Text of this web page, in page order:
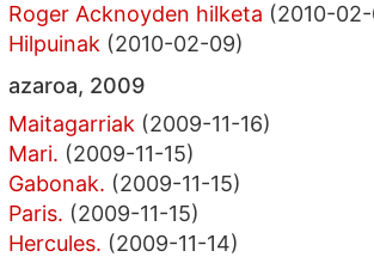
Roger Acknoyden hilketa (2010-
Hilpuinak (2010-02-09)
azaroa, 2009
Maitagarriak (2009-11-16)
Mari. (2009-11-15)
Gabonak. (2009-11-15)
Paris. (2009-11-15)
Hercules. (2009-11-14)